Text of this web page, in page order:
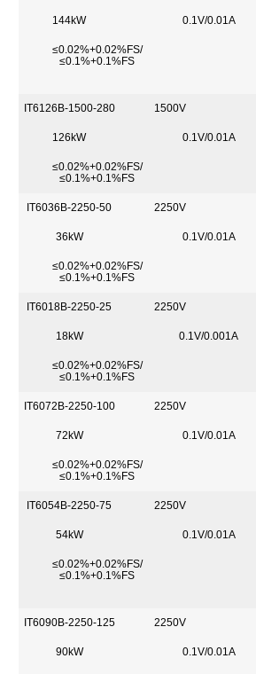
144kW 0.1V/0.01A
≤0.02%+0.02%FS/
≤0.1%+0.1%FS
IT6126B-1500-280 1500V
126kW 0.1V/0.01A
≤0.02%+0.02%FS/
≤0.1%+0.1%FS
IT6036B-2250-50 2250V
36kW 0.1V/0.01A
≤0.02%+0.02%FS/
≤0.1%+0.1%FS
IT6018B-2250-25 2250V
18kW 0.1V/0.001A
≤0.02%+0.02%FS/
≤0.1%+0.1%FS
IT6072B-2250-100 2250V
72kW 0.1V/0.01A
≤0.02%+0.02%FS/
≤0.1%+0.1%FS
IT6054B-2250-75 2250V
54kW 0.1V/0.01A
≤0.02%+0.02%FS/
≤0.1%+0.1%FS
IT6090B-2250-125 2250V
90kW 0.1V/0.01A